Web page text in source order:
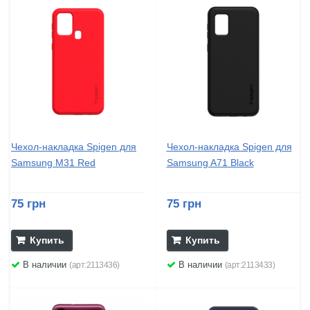
Чехол-накладка Spigen для
Samsung M31 Red
75 грн
Купить
В наличии (арт:2113436)
Чехол-накладка Spigen для
Samsung A71 Black
75 грн
Купить
В наличии (арт:2113433)